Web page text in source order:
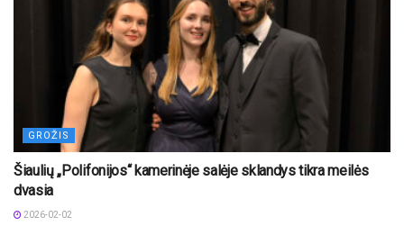
GROŽIS
Šiaulių „Polifonijos“ kamerinėje salėje sklandys tikra meilės
dvasia
2026-02-02